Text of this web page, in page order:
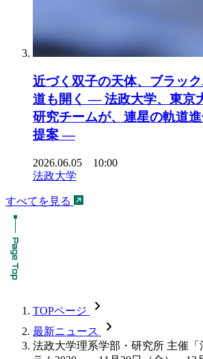
近づく双子の天体、ブラッ
道も開く ― 法政大学、東京
研究チームが、連星の軌道
提案 ―
2026.06.05 10:00
法政大学
すべてを見る
TOPページ chevron_forward
最新ニュース chevron_forward
法政大学理系学部・研究所 主催